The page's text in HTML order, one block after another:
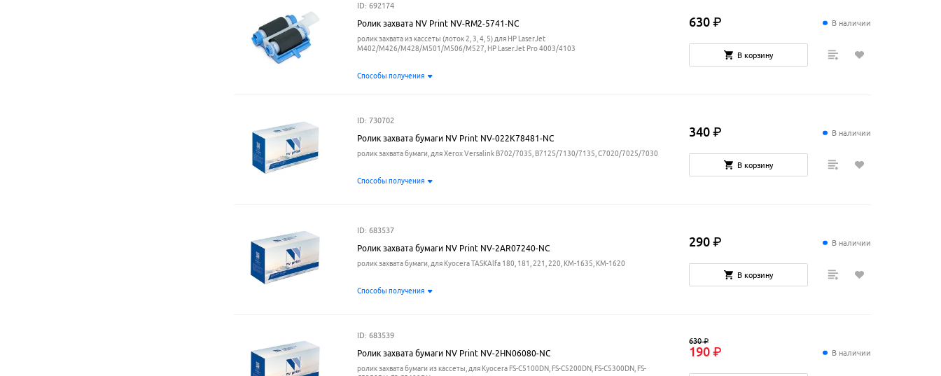
ID: 692174
Ролик захвата NV Print NV-RM2-5741-NC
ролик захвата из кассеты (лоток 2, 3, 4, 5) для HP LaserJet
M402/M426/M428/M501/M506/M527, HP LaserJet Pro 4003/4103
Способы получения
В наличии
630 ₽
В корзину
ID: 730702
Ролик захвата бумаги NV Print NV-022K78481-NC
ролик захвата бумаги, для Xerox Versalink B702/7035, B7125/7130/7135, C7020/7025/7030
Способы получения
В наличии
340 ₽
В корзину
ID: 683537
Ролик захвата бумаги NV Print NV-2AR07240-NC
ролик захвата бумаги, для Kyocera TASKAlfa 180, 181, 221, 220, KM-1635, KM-1620
Способы получения
В наличии
290 ₽
В корзину
ID: 683539
Ролик захвата бумаги NV Print NV-2HN06080-NС
ролик захвата бумаги из кассеты, для Kyocera FS-C5100DN, FS-C5200DN, FS-C5300DN, FS-
В наличии
630 ₽
190 ₽